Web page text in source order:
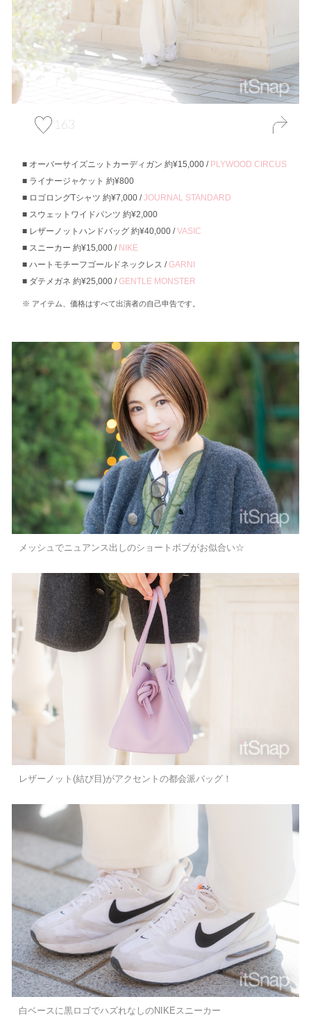
163
オーバーサイズニットカーディガン 約¥15,000 / PLYWOOD CIRCUS
ライナージャケット 約¥800
ロゴロングTシャツ 約¥7,000 /JOURNAL STANDARD
スウェットワイドパンツ 約¥2,000
レザーノットハンドバッグ 約¥40,000 /VASIC
スニーカー 約¥15,000 / NIKE
ハートモチーフゴールドネックレス /GARNI
ダテメガネ 約¥25,000 /GENTLE MONSTER
アイテム、価格はすべて出演者の自己申告です。
メッシュでニュアンス出しのショートボブがお似合い☆
レザーノット(結び目)がアクセントの都会派バッグ！
白ベースに黒ロゴでハズれなしのNIKEスニーカー